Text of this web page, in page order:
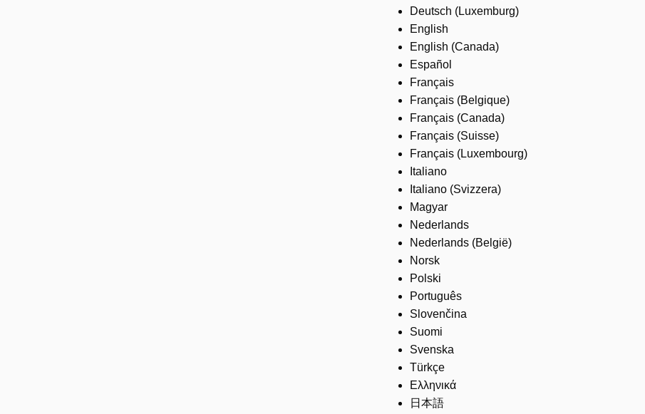
Deutsch (Luxemburg)
English
English (Canada)
Español
Français
Français (Belgique)
Français (Canada)
Français (Suisse)
Français (Luxembourg)
Italiano
Italiano (Svizzera)
Magyar
Nederlands
Nederlands (België)
Norsk
Polski
Português
Slovenčina
Suomi
Svenska
Türkçe
Ελληνικά
日本語